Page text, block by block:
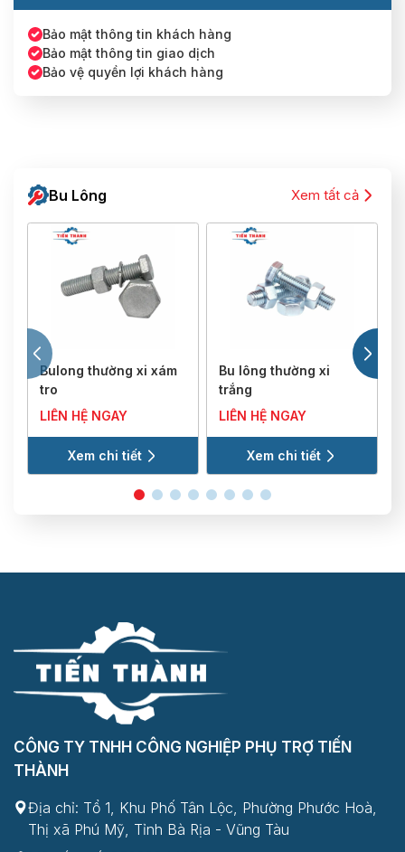
Bảo mật thông tin khách hàng
Bảo mật thông tin giao dịch
Bảo vệ quyền lợi khách hàng
Bu Lông Xem tất cả
Bulong thường xi xám
tro
LIÊN HỆ NGAY
Xem chi tiết
Bu lông thường xi
trắng
LIÊN HỆ NGAY
Xem chi tiết
CÔNG TY TNHH CÔNG NGHIỆP PHỤ TRỢ TIẾN
THÀNH
Địa chỉ: Tổ 1, Khu Phố Tân Lộc, Phường Phước Hoà,
Thị xã Phú Mỹ, Tỉnh Bà Rịa - Vũng Tàu